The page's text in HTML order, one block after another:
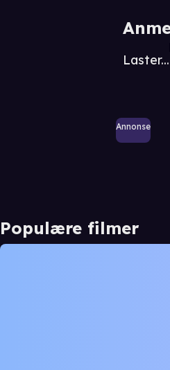
Laster...
Annonse
Populære filmer